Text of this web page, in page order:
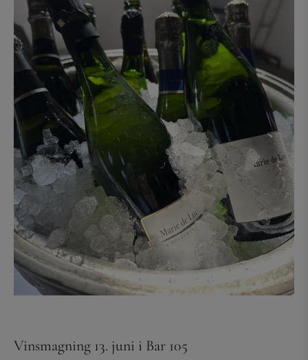
Vinsmagning 13. juni i Bar 105